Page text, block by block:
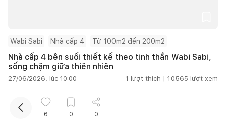
Wabi Sabi Nhà cấp 4 Từ 100m2 đến 200m2
Nhà cấp 4 bên suối thiết kế theo tinh thần Wabi Sabi,
sống chậm giữa thiên nhiên
27/06/2026, lúc 10:00 1 lượt thích | 10.565 lượt xem
Nguyễn Thu Hằng
6 0 0